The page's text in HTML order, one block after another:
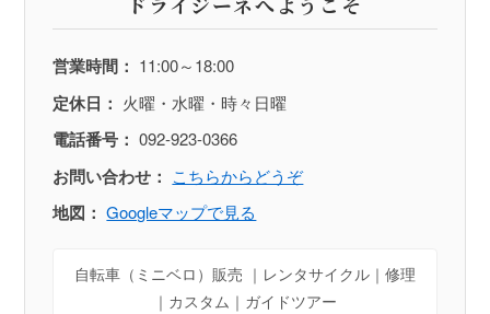
営業時間： 11:00～18:00
定休日： 火曜・水曜・時々日曜
電話番号： 092-923-0366
お問い合わせ： こちらからどうぞ
地図： Googleマップで見る
自転車（ミニベロ）販売 ｜レンタサイクル｜修理
｜カスタム｜ガイドツアー